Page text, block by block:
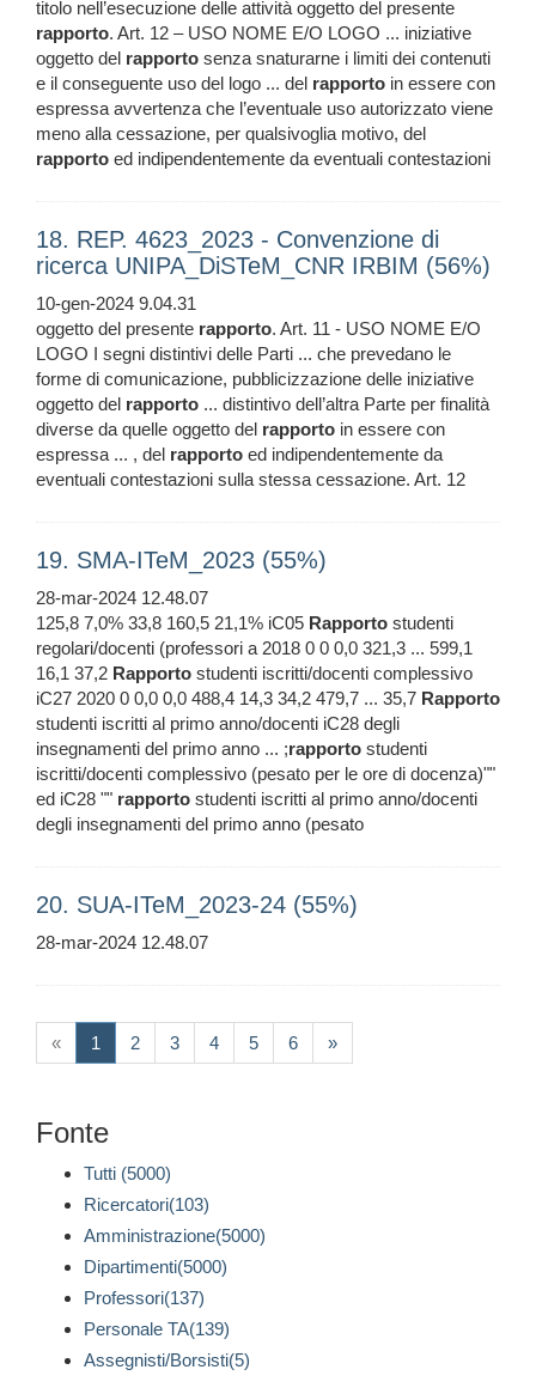
titolo nell’esecuzione delle attività oggetto del presente
rapporto. Art. 12 – USO NOME E/O LOGO ... iniziative
oggetto del rapporto senza snaturarne i limiti dei contenuti
e il conseguente uso del logo ... del rapporto in essere con
espressa avvertenza che l’eventuale uso autorizzato viene
meno alla cessazione, per qualsivoglia motivo, del
rapporto ed indipendentemente da eventuali contestazioni
18. REP. 4623_2023 - Convenzione di
ricerca UNIPA_DiSTeM_CNR IRBIM (56%)
10-gen-2024 9.04.31
oggetto del presente rapporto. Art. 11 - USO NOME E/O
LOGO I segni distintivi delle Parti ... che prevedano le
forme di comunicazione, pubblicizzazione delle iniziative
oggetto del rapporto ... distintivo dell’altra Parte per finalità
diverse da quelle oggetto del rapporto in essere con
espressa ... , del rapporto ed indipendentemente da
eventuali contestazioni sulla stessa cessazione. Art. 12
19. SMA-ITeM_2023 (55%)
28-mar-2024 12.48.07
125,8 7,0% 33,8 160,5 21,1% iC05 Rapporto studenti
regolari/docenti (professori a 2018 0 0 0,0 321,3 ... 599,1
16,1 37,2 Rapporto studenti iscritti/docenti complessivo
iC27 2020 0 0,0 0,0 488,4 14,3 34,2 479,7 ... 35,7 Rapporto
studenti iscritti al primo anno/docenti iC28 degli
insegnamenti del primo anno ... ;rapporto studenti
iscritti/docenti complessivo (pesato per le ore di docenza)""
ed iC28 "" rapporto studenti iscritti al primo anno/docenti
degli insegnamenti del primo anno (pesato
20. SUA-ITeM_2023-24 (55%)
28-mar-2024 12.48.07
« 1 (current)
2 3 4 5 6 »
Fonte
Tutti (5000)
Ricercatori(103)
Amministrazione(5000)
Dipartimenti(5000)
Professori(137)
Personale TA(139)
Assegnisti/Borsisti(5)